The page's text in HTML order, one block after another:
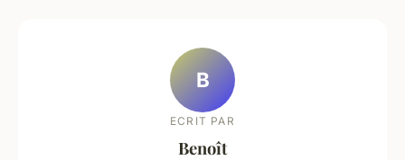
B
ECRIT PAR
Benoît